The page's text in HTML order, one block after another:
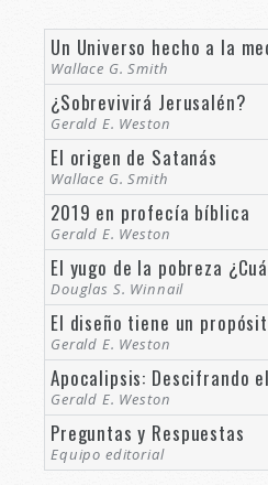
Un Universo hecho a la
Wallace G. Smith
¿Sobrevivirá Jerusalén?
Gerald E. Weston
El origen de Satanás
Wallace G. Smith
2019 en profecía bíblica
Gerald E. Weston
El yugo de la pobreza
Douglas S. Winnail
El diseño tiene un
Gerald E. Weston
Apocalipsis: Descifrando
Gerald E. Weston
Preguntas y Respuestas
Equipo editorial